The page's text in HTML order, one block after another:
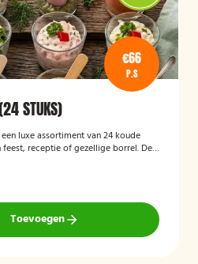
€66
P.S
STUKS)
luxe assortiment van 24 koude
receptie of gezellige borrel. De
en vitello tonato, verzorgd
te serveren.
Toevoegen